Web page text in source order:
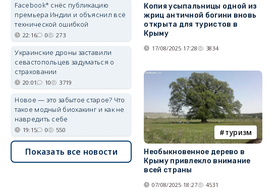
Копия усыпальницы одной из
жриц античной богини вновь
открыта для туристов в
Крыму
17/08/2025 17:28 3834
туризм
Необыкновенное дерево в
Крыму привлекло внимание
всей страны
07/08/2025 18:27 4531
Facebook* снёс публикацию
премьера Индии и объяснил всё
технической ошибкой
22:16 0 273
Украинские дроны заставили
севастопольцев задуматься о
страховании
20:01 10 3719
Новое — это забытое старое? Что
такое модный биохакинг и как не
навредить себе
19:15 0 550
Показать все новости